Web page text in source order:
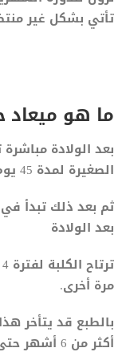
تأتي بشكل غير
ما هو ميعاد
بعد الولادة
الصغيرة لمدة 45 يوم حتى الفطام.
ثم بعد ذلك تبدأ في
بعد الولادة
مرة أخرى.
بالطبع قد يتأخر
أكثر من 6 أشهر حتى تحيض الكلبة بعد الولادة مرة أخرى